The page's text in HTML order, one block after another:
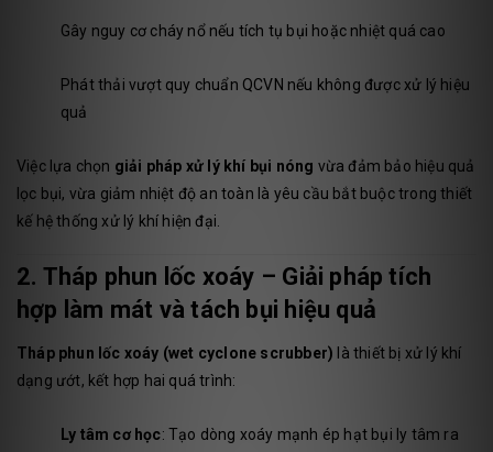
Gây nguy cơ cháy nổ nếu tích tụ bụi hoặc nhiệt quá cao
Phát thải vượt quy chuẩn QCVN nếu không được xử lý hiệu
quả
Việc lựa chọn giải pháp xử lý khí bụi nóng vừa đảm bảo hiệu quả
lọc bụi, vừa giảm nhiệt độ an toàn là yêu cầu bắt buộc trong thiết
kế hệ thống xử lý khí hiện đại.
2. Tháp phun lốc xoáy – Giải pháp tích
hợp làm mát và tách bụi hiệu quả
Tháp phun lốc xoáy (wet cyclone scrubber) là thiết bị xử lý khí
dạng ướt, kết hợp hai quá trình:
Ly tâm cơ học: Tạo dòng xoáy mạnh ép hạt bụi ly tâm ra